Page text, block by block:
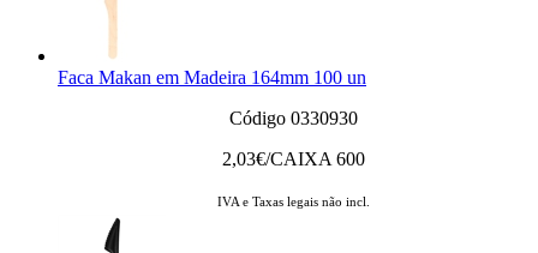
Faca Makan em Madeira 164mm 100 un
Código 0330930
2,03€/CAIXA 600
IVA e Taxas legais não incl.